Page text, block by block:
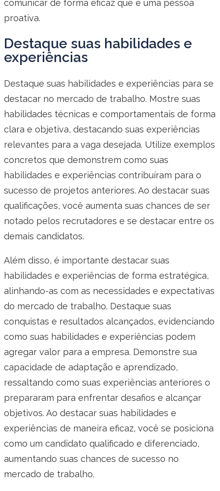
comunicar de forma eficaz que é uma pessoa
proativa.
Destaque suas habilidades e
experiências
Destaque suas habilidades e experiências para se
destacar no mercado de trabalho. Mostre suas
habilidades técnicas e comportamentais de forma
clara e objetiva, destacando suas experiências
relevantes para a vaga desejada. Utilize exemplos
concretos que demonstrem como suas
habilidades e experiências contribuíram para o
sucesso de projetos anteriores. Ao destacar suas
qualificações, você aumenta suas chances de ser
notado pelos recrutadores e se destacar entre os
demais candidatos.
Além disso, é importante destacar suas
habilidades e experiências de forma estratégica,
alinhando-as com as necessidades e expectativas
do mercado de trabalho. Destaque suas
conquistas e resultados alcançados, evidenciando
como suas habilidades e experiências podem
agregar valor para a empresa. Demonstre sua
capacidade de adaptação e aprendizado,
ressaltando como suas experiências anteriores o
prepararam para enfrentar desafios e alcançar
objetivos. Ao destacar suas habilidades e
experiências de maneira eficaz, você se posiciona
como um candidato qualificado e diferenciado,
aumentando suas chances de sucesso no
mercado de trabalho.